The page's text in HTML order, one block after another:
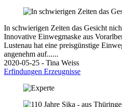
In schwierigen Zeiten das Gesicht
Innovative Einwegmaske aus
Lustenau hat eine preisgünstige
angenehm auf......
2020-05-25 - Tina Weiss
Erfindungen Erzeugnisse